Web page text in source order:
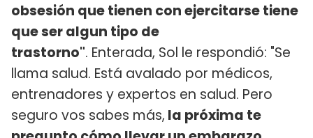
obsesión que tienen con ejercitarse tiene
que ser algun tipo de
trastorno". Enterada, Sol le respondió: "Se
llama salud. Está avalado por médicos,
entrenadores y expertos en salud. Pero
seguro vos sabes más, la próxima te